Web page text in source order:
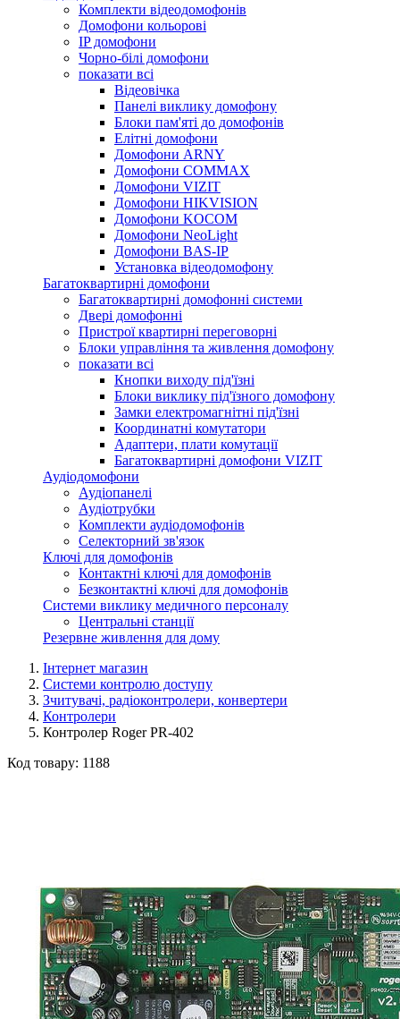
Комплекти відеодомофонів
Домофони кольорові
IP домофони
Чорно-білі домофони
показати всі
Відеовічка
Панелі виклику домофону
Блоки пам'яті до домофонів
Елітні домофони
Домофони ARNY
Домофони COMMAX
Домофони VIZIT
Домофони HIKVISION
Домофони KOCOM
Домофони NeoLight
Домофони BAS-IP
Установка відеодомофону
Багатоквартирні домофони
Багатоквартирні домофонні системи
Двері домофонні
Пристрої квартирні переговорні
Блоки управління та живлення домофону
показати всі
Кнопки виходу під'їзні
Блоки виклику під'їзного домофону
Замки електромагнітні під'їзні
Координатні комутатори
Адаптери, плати комутації
Багатоквартирні домофони VIZIT
Аудіодомофони
Аудіопанелі
Аудіотрубки
Комплекти аудіодомофонів
Селекторний зв'язок
Ключі для домофонів
Контактні ключі для домофонів
Безконтактні ключі для домофонів
Системи виклику медичного персоналу
Центральні станції
Резервне живлення для дому
Інтернет магазин
Системи контролю доступу
Зчитувачі, радіоконтролери, конвертери
Контролери
Контролер Roger PR-402
Код товару: 1188